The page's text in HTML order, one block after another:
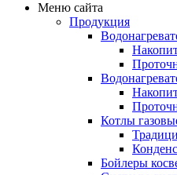
Меню сайта
Продукция
Котлы
Бойлеры